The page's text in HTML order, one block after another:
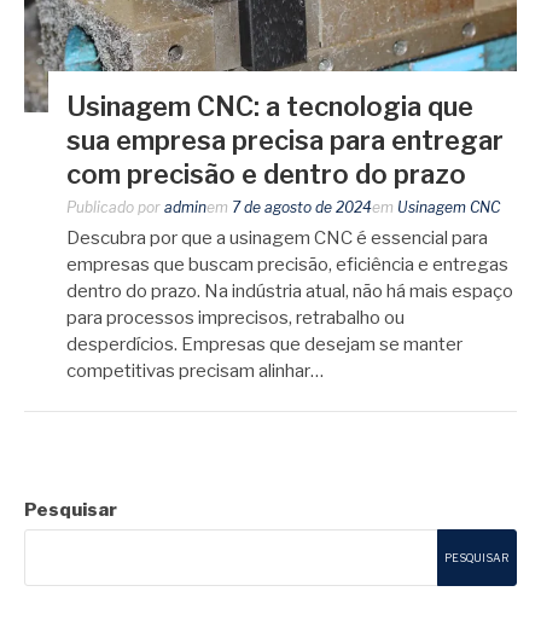
Usinagem CNC: a tecnologia que
sua empresa precisa para entregar
com precisão e dentro do prazo
Publicado por adminem 7 de agosto de 2024em Usinagem CNC
Descubra por que a usinagem CNC é essencial para
empresas que buscam precisão, eficiência e entregas
dentro do prazo. Na indústria atual, não há mais espaço
para processos imprecisos, retrabalho ou
desperdícios. Empresas que desejam se manter
competitivas precisam alinhar…
Pesquisar
PESQUISAR